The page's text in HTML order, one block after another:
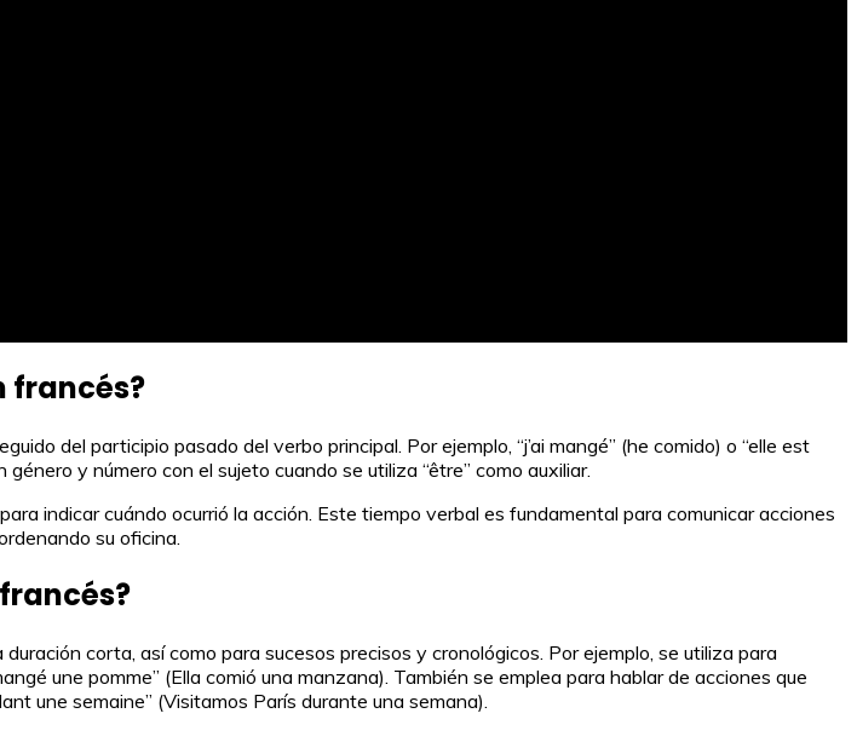
francés?
del participio pasado del verbo principal. Por ejemplo, “j’ai mangé” (he comido) o “elle est
y número con el sujeto cuando se utiliza “être” como auxiliar.
indicar cuándo ocurrió la acción. Este tiempo verbal es fundamental para comunicar acciones
su oficina.
corta, así como para sucesos precisos y cronológicos. Por ejemplo, se utiliza para
une pomme” (Ella comió una manzana). También se emplea para hablar de acciones que
une semaine” (Visitamos París durante una semana).